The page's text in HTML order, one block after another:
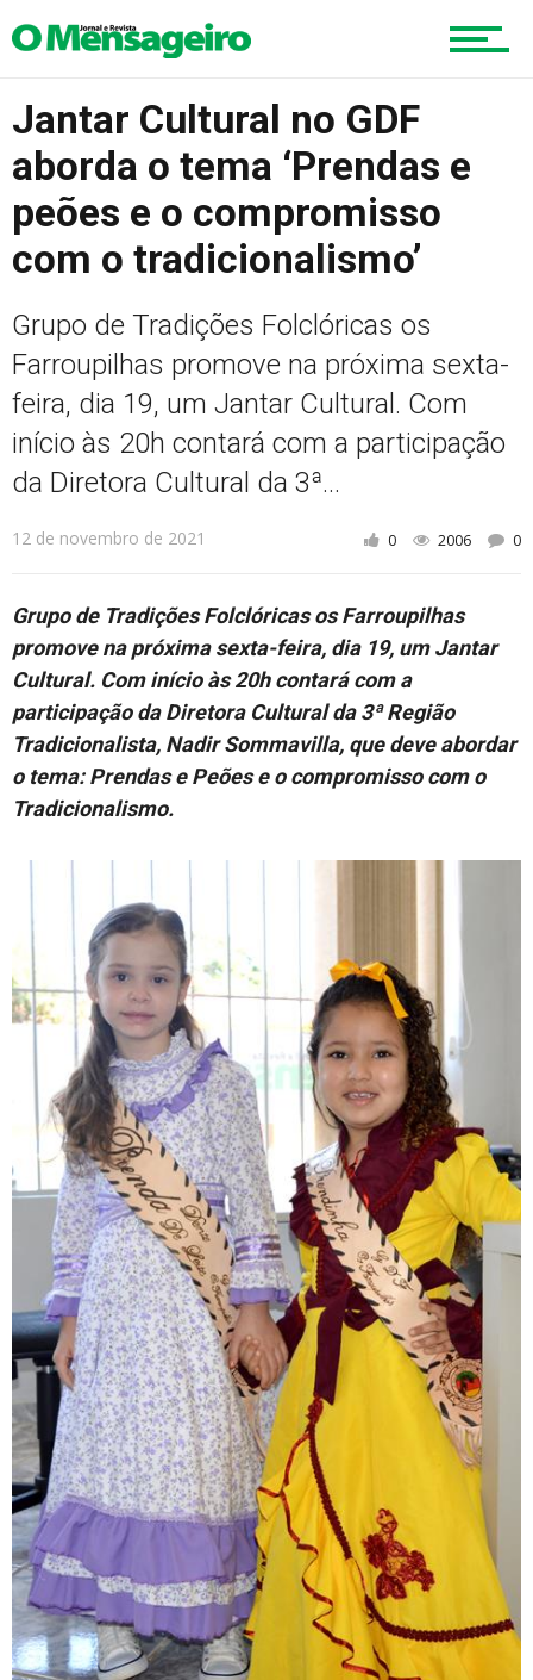
Esportes
Turismo
Cidade
Jantar Cultural no GDF
aborda o tema ‘Prendas e
peões e o compromisso
com o tradicionalismo’
Grupo de Tradições Folclóricas os
Farroupilhas promove na próxima sexta-
feira, dia 19, um Jantar Cultural. Com
início às 20h contará com a participação
da Diretora Cultural da 3ª...
12 de novembro de 2021 0 2006 0
Grupo de Tradições Folclóricas os Farroupilhas
promove na próxima sexta-feira, dia 19, um Jantar
Cultural. Com início às 20h contará com a
participação da Diretora Cultural da 3ª Região
Tradicionalista, Nadir Sommavilla, que deve abordar
o tema: Prendas e Peões e o compromisso com o
Tradicionalismo.